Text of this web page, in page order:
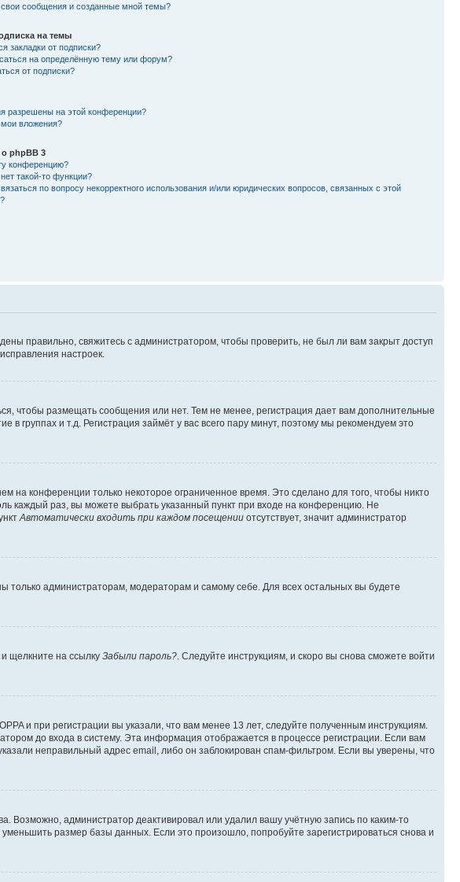
свои сообщения и созданные мной темы?
на темы
закладки от подписки?
на определённую тему или форум?
от подписки?
разрешены на этой конференции?
вложения?
phpBB 3
конференцию?
такой-то функции?
по вопросу некорректного использования и/или юридических вопросов, связанных с этой
правильно, свяжитесь с администратором, чтобы проверить, не был ли вам закрыт доступ
настроек.
чтобы размещать сообщения или нет. Тем не менее, регистрация дает вам дополнительные
и т.д. Регистрация займёт у вас всего пару минут, поэтому мы рекомендуем это
на конференции только некоторое ограниченное время. Это сделано для того, чтобы никто
каждый раз, вы можете выбрать указанный пункт при входе на конференцию. Не
Автоматически входить при каждом посещении отсутствует, значит администратор
только администраторам, модераторам и самому себе. Для всех остальных вы будете
щелкните на ссылку Забыли пароль? . Следуйте инструкциям, и скоро вы снова сможете войти
и при регистрации вы указали, что вам менее 13 лет, следуйте полученным инструкциям.
до входа в систему. Эта информация отображается в процессе регистрации. Если вам
неправильный адрес email, либо он заблокирован спам-фильтром. Если вы уверены, что
Возможно, администратор деактивировал или удалил вашу учётную запись по каким-то
размер базы данных. Если это произошло, попробуйте зарегистрироваться снова и